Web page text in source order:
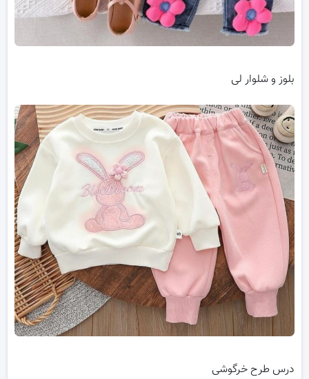
بلوز و شلوار لی
درس طرح خرگوشی